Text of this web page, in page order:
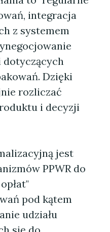
integracja
z systemem
dotyczących
Dzięki
rozliczać
i decyzji
jest
PPWR do
pod kątem
udziału